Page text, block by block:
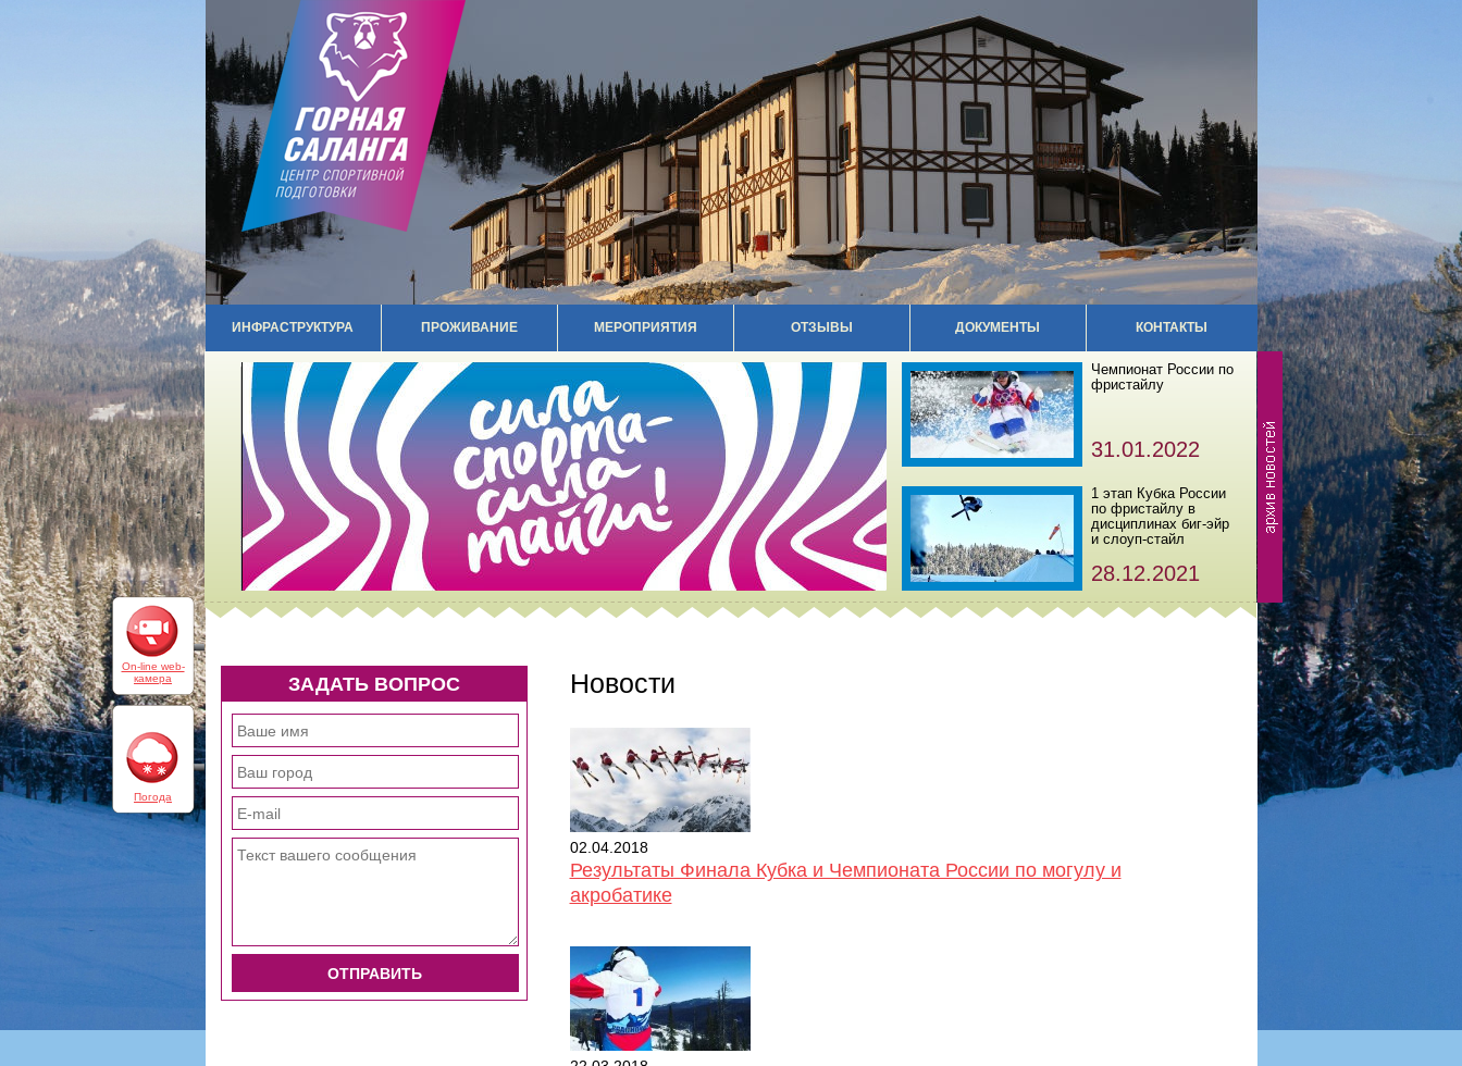
ИНФРАСТРУКТУРА ПРОЖИВАНИЕ МЕРОПРИЯТИЯ ОТЗЫВЫ ДОКУМЕНТЫ КОНТАКТЫ
Чемпионат России по
фристайлу
31.01.2022
1 этап Кубка России
по фристайлу в
дисциплинах биг-эйр
и слоуп-стайл
28.12.2021
ЗАДАТЬ ВОПРОС Новости
02.04.2018
Результаты Финала Кубка и Чемпионата России по могулу и
акробатике
On-line web-
камера
Погода